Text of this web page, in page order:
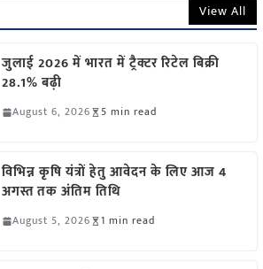
View All
जुलाई 2026 में भारत में ट्रैक्टर रिटेल बिक्री
28.1% बढ़ी
August 6, 2026 5 min read
विभिन्न कृषि यंत्रों हेतु आवेदन के लिए आज 4
अगस्त तक अंतिम तिथि
August 5, 2026 1 min read